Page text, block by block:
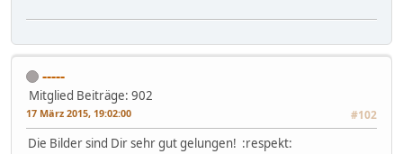
-----
Mitglied Beiträge: 902
17 März 2015, 19:02:00 #102
Die Bilder sind Dir sehr gut gelungen! :respekt: